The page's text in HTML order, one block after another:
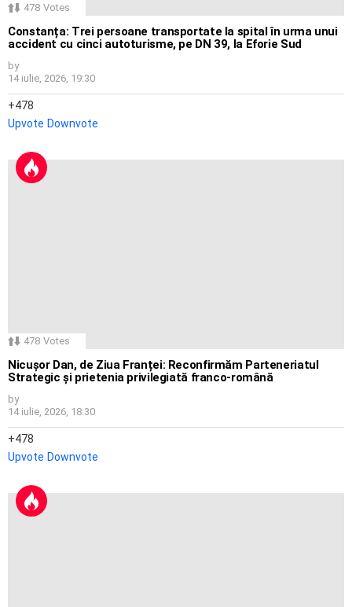
478 Votes
Constanța: Trei persoane transportate la spital în urma unui
accident cu cinci autoturisme, pe DN 39, la Eforie Sud
by
14 iulie, 2026, 19:30
478
Upvote Downvote
478 Votes
Nicușor Dan, de Ziua Franței: Reconfirmăm Parteneriatul
Strategic și prietenia privilegiată franco-română
by
14 iulie, 2026, 18:30
478
Upvote Downvote